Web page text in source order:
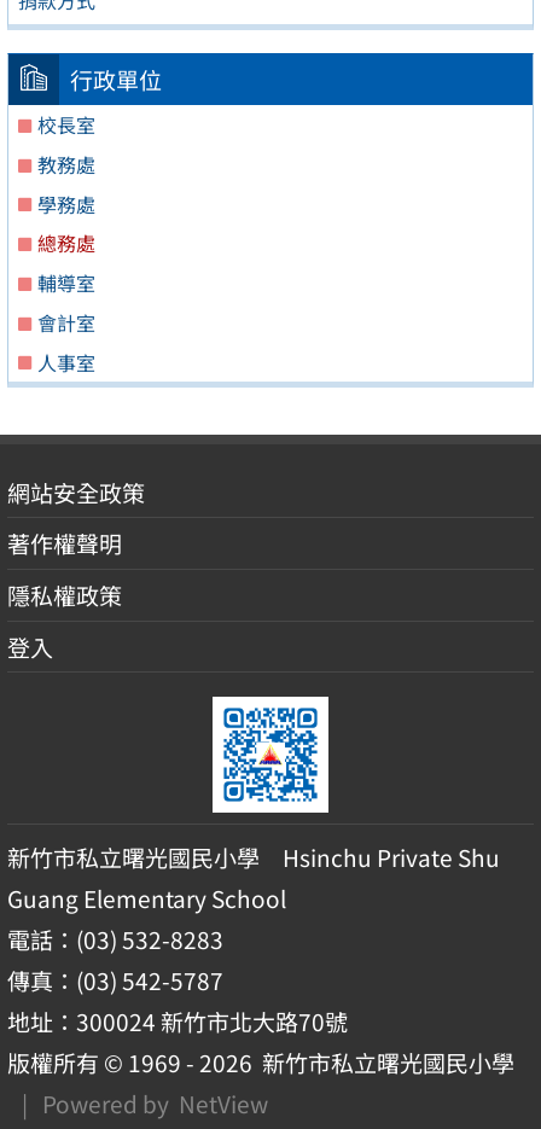
行政單位
校長室
教務處
學務處
總務處
輔導室
會計室
人事室
網站安全政策
著作權聲明
隱私權政策
登入
新竹市私立曙光國民小學 Hsinchu Private Shu
Guang Elementary School
電話：(03) 532-8283
傳真：(03) 542-5787
地址：300024 新竹市北大路70號
版權所有 © 1969 - 2026 新竹市私立曙光國民小學
| Powered by NetView